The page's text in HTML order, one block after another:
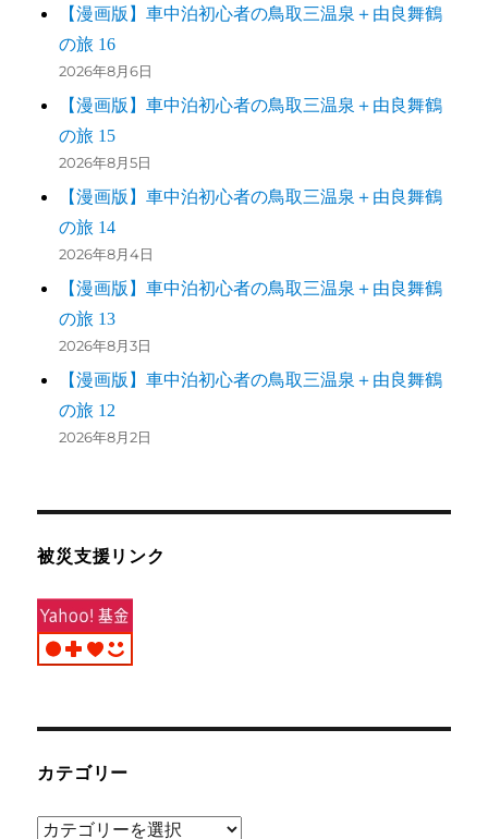
【漫画版】車中泊初心者の鳥取三温泉＋由良舞鶴
の旅 16
2026年8月6日
【漫画版】車中泊初心者の鳥取三温泉＋由良舞鶴
の旅 15
2026年8月5日
【漫画版】車中泊初心者の鳥取三温泉＋由良舞鶴
の旅 14
2026年8月4日
【漫画版】車中泊初心者の鳥取三温泉＋由良舞鶴
の旅 13
2026年8月3日
【漫画版】車中泊初心者の鳥取三温泉＋由良舞鶴
の旅 12
2026年8月2日
被災支援リンク
カテゴリー
カ